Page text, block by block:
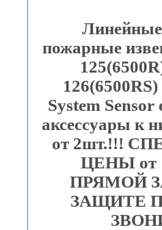
пожарные
System Sensor
аксессуары к
от 2шт.!!!
ЦЕНЫ от
ПРЯМОЙ
ЗАЩИТЕ